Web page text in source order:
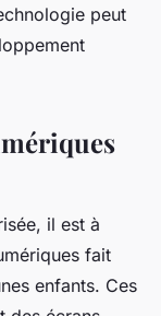
peut
il est à
fait
enfants. Ces